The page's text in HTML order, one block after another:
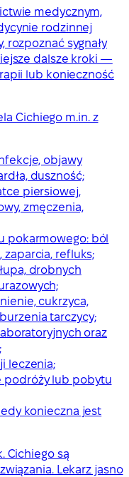
medycznym,
rodzinnej
rozpoznać sygnały
dalsze kroki —
lub konieczność
Cichiego m.in. z
objawy
duszność;
piersiowej,
zmęczenia,
pokarmowego: ból
zaparcia, refluks;
drobnych
cukrzyca,
tarczycy;
oraz
leczenia;
podróży lub pobytu
konieczna jest
Cichiego są
Lekarz jasno